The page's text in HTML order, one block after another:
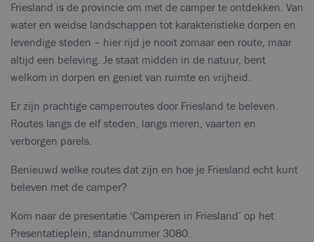
Friesland is de provincie om met de camper te ontdekken. Van
water en weidse landschappen tot karakteristieke dorpen en
levendige steden – hier rijd je nooit zomaar een route, maar
altijd een beleving. Je staat midden in de natuur, bent
welkom in dorpen en geniet van ruimte en vrijheid.
Er zijn prachtige camperroutes door Friesland te beleven.
Routes langs de elf steden, langs meren, vaarten en
verborgen parels.
Benieuwd welke routes dat zijn en hoe je Friesland echt kunt
beleven met de camper?
Kom naar de presentatie ‘Camperen in Friesland’ op het
Presentatieplein, standnummer 3080.